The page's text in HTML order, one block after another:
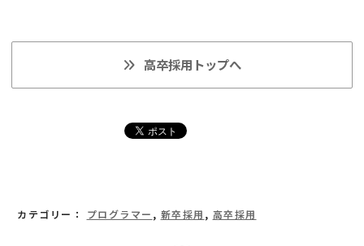
高卒採用トップへ
カテゴリー： プログラマー , 新卒採用 , 高卒採用